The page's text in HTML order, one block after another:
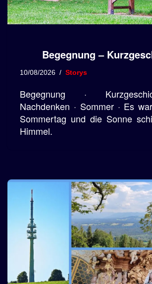
i
n
Begegnung –
10/08/2026 Storys
Begegnung ·
Nachdenken · Sommer · Es
Sommertag und die Sonne
Himmel.